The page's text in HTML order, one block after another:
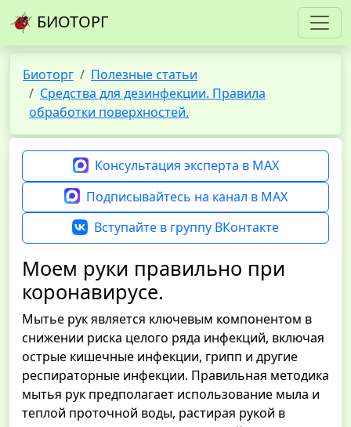
БИОТОРГ
Биоторг
Полезные статьи
Средства для дезинфекции. Правила
обработки поверхностей.
Консультация эксперта в MAX
Подписывайтесь на канал в MAX
Вступайте в группу ВКонтакте
Моем руки правильно при
коронавирусе.
Мытье рук является ключевым компонентом в
снижении риска целого ряда инфекций, включая
острые кишечные инфекции, грипп и другие
респираторные инфекции. Правильная методика
мытья рук предполагает использование мыла и
теплой проточной воды, растирая рукой в